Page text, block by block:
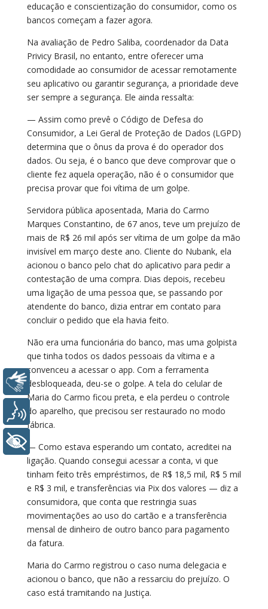
educação e conscientização do consumidor, como os
bancos começam a fazer agora.
Na avaliação de Pedro Saliba, coordenador da Data
Privicy Brasil, no entanto, entre oferecer uma
comodidade ao consumidor de acessar remotamente
seu aplicativo ou garantir segurança, a prioridade deve
ser sempre a segurança. Ele ainda ressalta:
— Assim como prevê o Código de Defesa do
Consumidor, a Lei Geral de Proteção de Dados (LGPD)
determina que o ônus da prova é do operador dos
dados. Ou seja, é o banco que deve comprovar que o
cliente fez aquela operação, não é o consumidor que
precisa provar que foi vítima de um golpe.
Servidora pública aposentada, Maria do Carmo
Marques Constantino, de 67 anos, teve um prejuízo de
mais de R$ 26 mil após ser vítima de um golpe da mão
invisível em março deste ano. Cliente do Nubank, ela
acionou o banco pelo chat do aplicativo para pedir a
contestação de uma compra. Dias depois, recebeu
uma ligação de uma pessoa que, se passando por
atendente do banco, dizia entrar em contato para
concluir o pedido que ela havia feito.
Não era uma funcionária do banco, mas uma golpista
que tinha todos os dados pessoais da vítima e a
convenceu a acessar o app. Com a ferramenta
desbloqueada, deu-se o golpe. A tela do celular de
Maria do Carmo ficou preta, e ela perdeu o controle
do aparelho, que precisou ser restaurado no modo
fábrica.
— Como estava esperando um contato, acreditei na
ligação. Quando consegui acessar a conta, vi que
tinham feito três empréstimos, de R$ 18,5 mil, R$ 5 mil
e R$ 3 mil, e transferências via Pix dos valores — diz a
consumidora, que conta que restringia suas
movimentações ao uso do cartão e a transferência
mensal de dinheiro de outro banco para pagamento
da fatura.
Maria do Carmo registrou o caso numa delegacia e
acionou o banco, que não a ressarciu do prejuízo. O
caso está tramitando na Justiça.
Libras
Voz
+ Acessibilidade